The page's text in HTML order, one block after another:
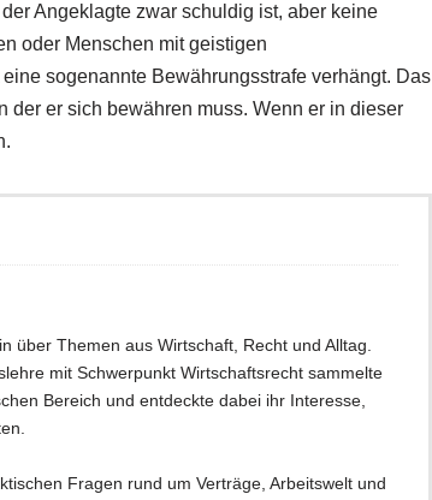
Angeklagte zwar schuldig ist, aber keine
oder Menschen mit geistigen
sogenannte Bewährungsstrafe verhängt. Das
der er sich bewähren muss. Wenn er in dieser
über Themen aus Wirtschaft, Recht und Alltag.
mit Schwerpunkt Wirtschaftsrecht sammelte
Bereich und entdeckte dabei ihr Interesse,
Fragen rund um Verträge, Arbeitswelt und